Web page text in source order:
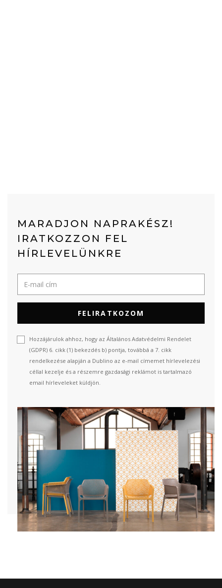
MARADJON NAPRAKÉSZ!
IRATKOZZON FEL
HÍRLEVELÜNKRE
FELIRATKOZOM
Hozzájárulok ahhoz, hogy az Általános Adatvédelmi Rendelet
(GDPR) 6. cikk (1) bekezdés b) pontja, továbbá a 7. cikk
rendelkezése alapján a Dublino az e-mail címemet hírlevelezési
céllal kezelje és a részemre gazdasági reklámot is tartalmazó
email hírleveleket küldjön.